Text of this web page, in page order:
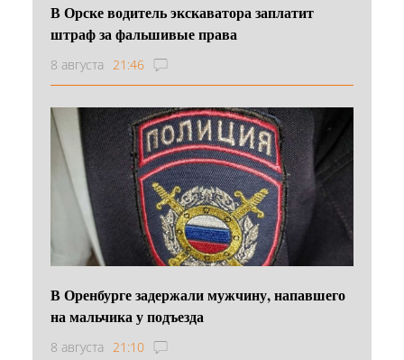
В Орске водитель экскаватора заплатит
штраф за фальшивые права
8 августа 21:46
В Оренбурге задержали мужчину, напавшего
на мальчика у подъезда
8 августа 21:10